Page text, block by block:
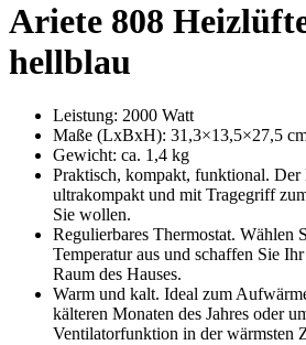
Ariete 808
hellblau
Leistung: 2000 Watt
Maße (LxBxH): 31,3×13,5×27,5
Gewicht: ca. 1,4 kg
Praktisch, kompakt, funktional.
ultrakompakt und mit Tragegriff
Sie wollen.
Regulierbares Thermostat. Wählen
Temperatur aus und schaffen Sie
Raum des Hauses.
Warm und kalt. Ideal zum
kälteren Monaten des Jahres oder
Ventilatorfunktion in der wärmsten